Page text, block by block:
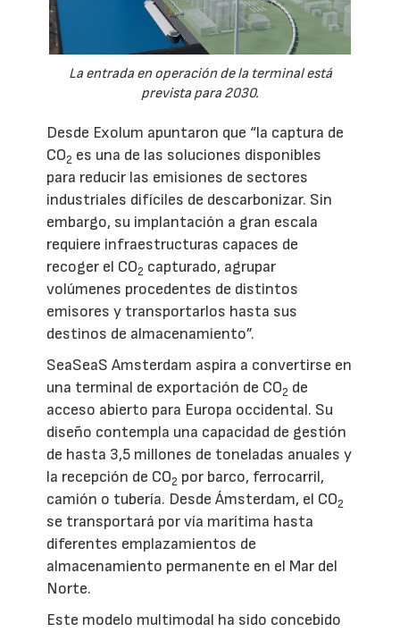
La entrada en operación de la terminal está
prevista para 2030.
Desde Exolum apuntaron que “la captura de
CO2 es una de las soluciones disponibles
para reducir las emisiones de sectores
industriales difíciles de descarbonizar. Sin
embargo, su implantación a gran escala
requiere infraestructuras capaces de
recoger el CO2 capturado, agrupar
volúmenes procedentes de distintos
emisores y transportarlos hasta sus
destinos de almacenamiento”.
SeaSeaS Amsterdam aspira a convertirse en
una terminal de exportación de CO2 de
acceso abierto para Europa occidental. Su
diseño contempla una capacidad de gestión
de hasta 3,5 millones de toneladas anuales y
la recepción de CO2 por barco, ferrocarril,
camión o tubería. Desde Ámsterdam, el CO2
se transportará por vía marítima hasta
diferentes emplazamientos de
almacenamiento permanente en el Mar del
Norte.
Este modelo multimodal ha sido concebido